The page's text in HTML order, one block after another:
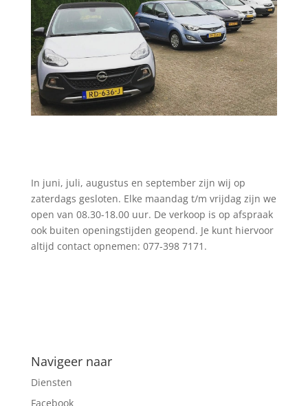
In juni, juli, augustus en september zijn wij op
zaterdags gesloten. Elke maandag t/m vrijdag zijn we
open van 08.30-18.00 uur. De verkoop is op afspraak
ook buiten openingstijden geopend. Je kunt hiervoor
altijd contact opnemen: 077-398 7171.
Navigeer naar
Diensten
Facebook